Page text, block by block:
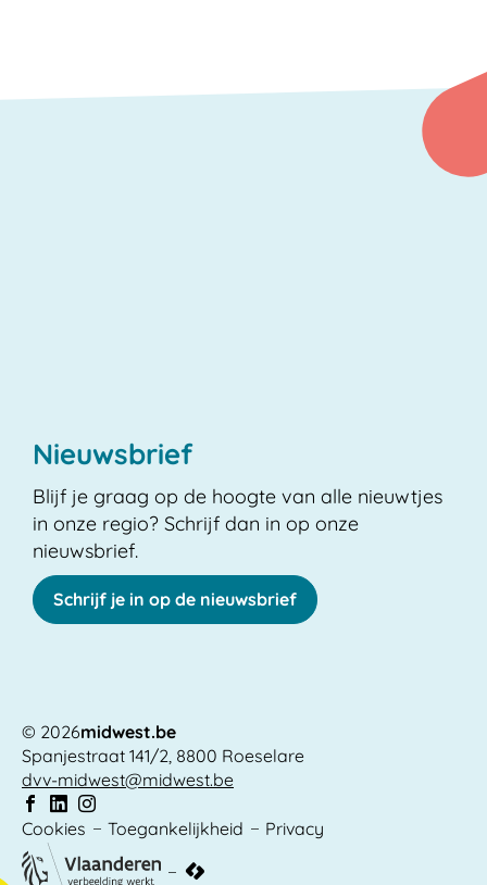
Nieuwsbrief
Blijf je graag op de hoogte van alle nieuwtjes
in onze regio? Schrijf dan in op onze
nieuwsbrief.
Schrijf je in op de nieuwsbrief
© 2026midwest.be
Adres
Spanjestraat 141/2 8800 Roeselare
E-
mail
dvv-midwest@midwest.be
Volg
ons
op
Volg
ons
op
Volg
ons
op
Cookies Toegankelijkheid
Privacy
vlaanderen.be